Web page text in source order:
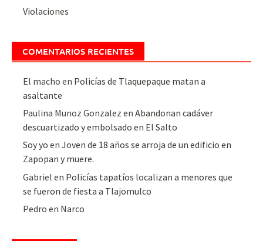
Violaciones
COMENTARIOS RECIENTES
El macho en Policías de Tlaquepaque matan a
asaltante
Paulina Munoz Gonzalez enAbandonan cadáver
descuartizado y embolsado en El Salto
Soy yo enJoven de 18 años se arroja de un edificio en
Zapopan y muere.
Gabriel en Policías tapatíos localizan a menores que
se fueron de fiesta a Tlajomulco
Pedro en Narco